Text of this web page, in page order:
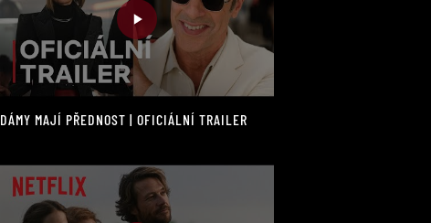
DÁMY MAJÍ PŘEDNOST | OFICIÁLNÍ TRAILER